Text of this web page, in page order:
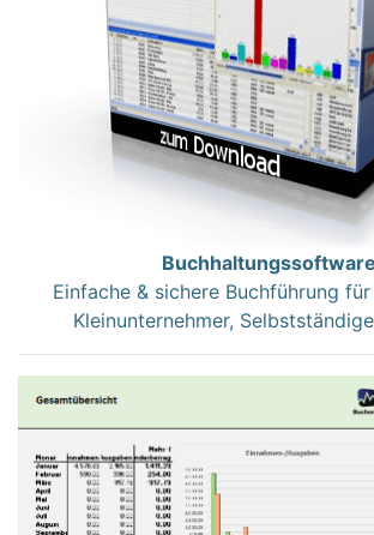
Buchhaltungssoftware
Einfache & sichere Buchführung
Kleinunternehmer,